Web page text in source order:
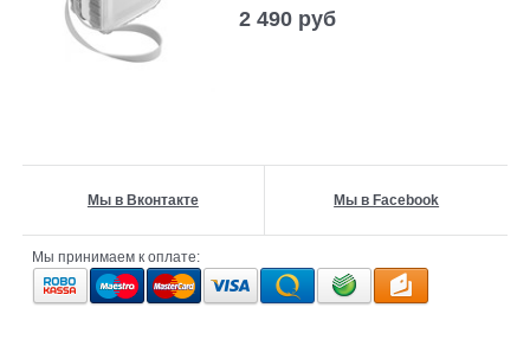
2 490 руб
Мы в Вконтакте Мы в Facebook
Мы принимаем к оплате: